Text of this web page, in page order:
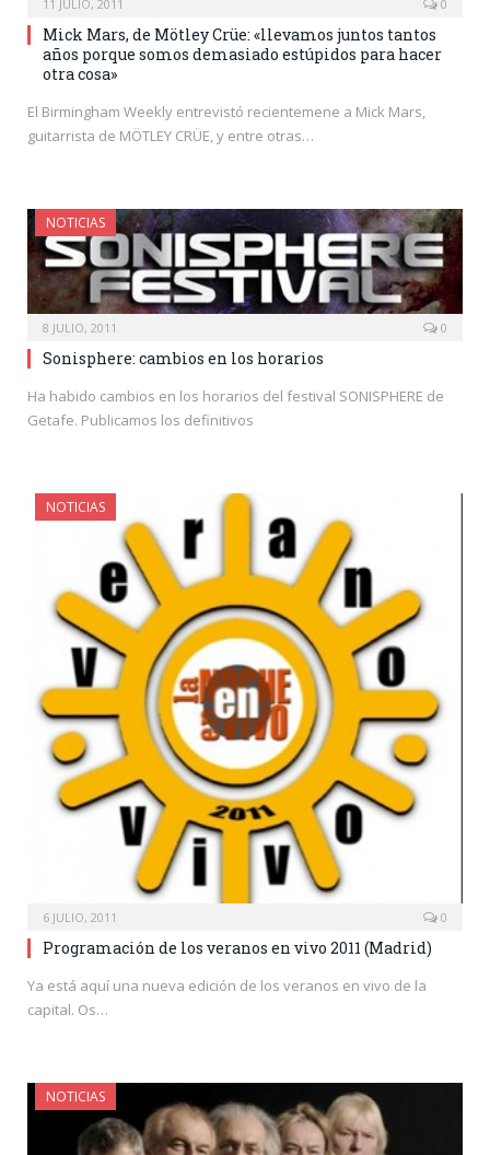
11 JULIO, 2011 0
Mick Mars, de Mötley Crüe: «llevamos juntos tantos
años porque somos demasiado estúpidos para hacer
otra cosa»
El Birmingham Weekly entrevistó recientemene a Mick Mars,
guitarrista de MÖTLEY CRÜE, y entre otras…
NOTICIAS
8 JULIO, 2011 0
Sonisphere: cambios en los horarios
Ha habido cambios en los horarios del festival SONISPHERE de
Getafe. Publicamos los definitivos
NOTICIAS
6 JULIO, 2011 0
Programación de los veranos en vivo 2011 (Madrid)
Ya está aquí una nueva edición de los veranos en vivo de la
capital. Os…
NOTICIAS